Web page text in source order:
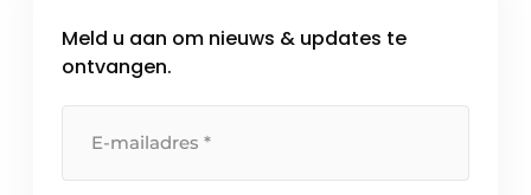
Meld u aan om nieuws & updates te
ontvangen.